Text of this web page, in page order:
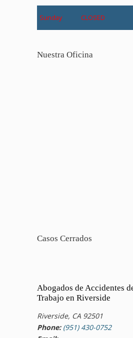
Sunday CLOSED
Nuestra Oficina
Casos Cerrados
Abogados de Accidentes
Trabajo en Riverside
Riverside, CA 92501
Phone: (951) 430-0752